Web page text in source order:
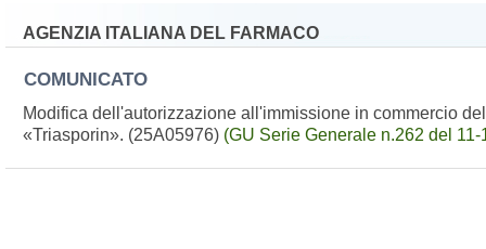
AGENZIA ITALIANA DEL FARMACO
COMUNICATO
Modifica dell'autorizzazione all'immissione in commercio
«Triasporin». (25A05976) (GU Serie Generale n.262 del 11-